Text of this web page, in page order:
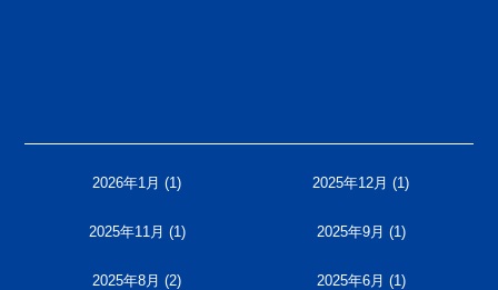
2026年1月 (1) 2025年12月 (1)
2025年11月 (1) 2025年9月 (1)
2025年8月 (2) 2025年6月 (1)